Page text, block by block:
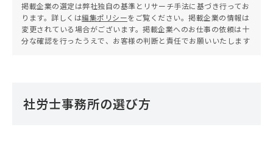
掲載企業の選定は弊社独自の基準とリサーチ手法に基づき行ってお
ります。詳しくは編集ポリシーをご覧ください。掲載企業の情報は
変更されている場合がございます。掲載企業へのお仕事の依頼は十
分な確認を行ったうえで、お客様の判断と責任でお願いいたします
社労士事務所の選び方